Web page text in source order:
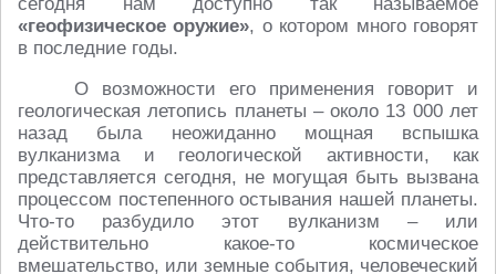
«геофизическое оружие», о котором много говорят
в последние годы.
О возможности его применения говорит и
геологическая летопись планеты – около 13 000 лет
назад была неожиданно мощная вспышка
вулканизма и геологической активности, как
представляется сегодня, не могущая быть вызвана
процессом постепенного остывания нашей планеты.
Что-то разбудило этот вулканизм – или
действительно какое-то космическое
вмешательство, или земные события, человеческий